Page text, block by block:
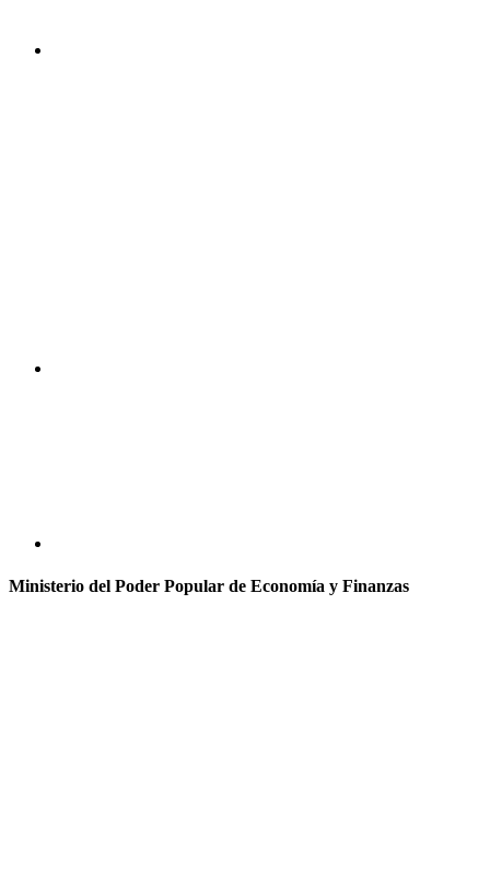
Ministerio del Poder Popular de Economía y Finanzas